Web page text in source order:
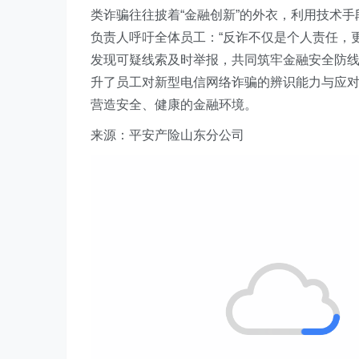
类诈骗往往披着“金融创新”的外衣，利用技术
负责人呼吁全体员工：“反诈不仅是个人责任
发现可疑线索及时举报，共同筑牢金融安全防
升了员工对新型电信网络诈骗的辨识能力与应
营造安全、健康的金融环境。
来源：平安产险山东分公司